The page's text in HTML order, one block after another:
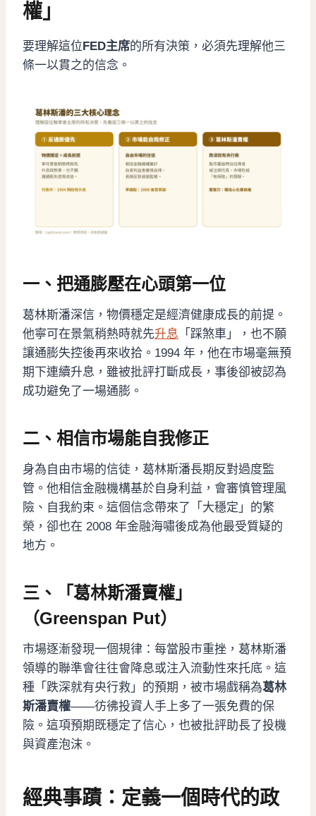
權」
要理解這位FED主席的所有決策，必須先理解他三
條一以貫之的信念。
一、把通膨壓在心頭第一位
葛林斯潘深信，物價穩定是經濟健康成長的前提。
他寧可在景氣稍熱時就先升息 「踩煞車」，也不願
讓通膨失控後再來收拾。1994 年，他在市場毫無預
期下連續升息，雖被批評打斷成長，事後卻被認為
成功避免了一場通膨。
二、相信市場能自我修正
身為自由市場的信徒，葛林斯潘長期反對過度監
管。他相信金融機構基於自身利益，會審慎管理風
險、自我約束。這個信念帶來了「大穩定」的繁
榮，卻也在 2008 年金融海嘯後成為他最受質疑的
地方。
三、「葛林斯潘賣權」
（Greenspan Put）
市場逐漸發現一個規律：每當股市重挫，葛林斯潘
領導的聯準會往往會降息或注入流動性來托底。這
種「跌深就有央行救」的預期，被市場戲稱為葛林
斯潘賣權——彷彿投資人手上多了一張免費的保
險。這項預期既穩定了信心，也被批評助長了投機
與資產泡沫。
經典事蹟：定義一個時代的政